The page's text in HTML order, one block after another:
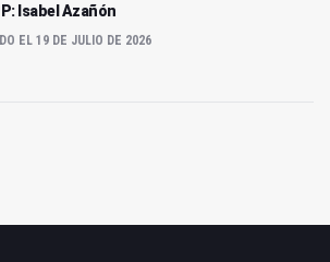
Isabel Azañón
EL 19 DE JULIO DE 2026